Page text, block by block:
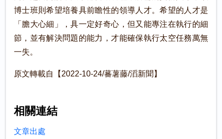
博士班則希望培養具前瞻性的領導人才。希望的人才是
「膽大心細」，具一定好奇心，但又能專注在執行的細
節，並有解決問題的能力，才能確保執行太空任務萬無
一失。
原文轉載自【2022-10-24/蕃薯藤/滔新聞】
相關連結
文章出處